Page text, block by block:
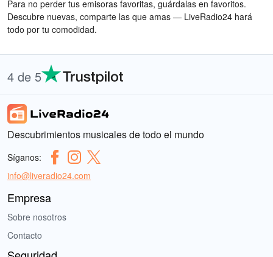
Para no perder tus emisoras favoritas, guárdalas en favoritos.
Descubre nuevas, comparte las que amas — LiveRadio24 hará
todo por tu comodidad.
4 de 5
Descubrimientos musicales de todo el mundo
Síganos:
info@liveradio24.com
Empresa
Sobre nosotros
Contacto